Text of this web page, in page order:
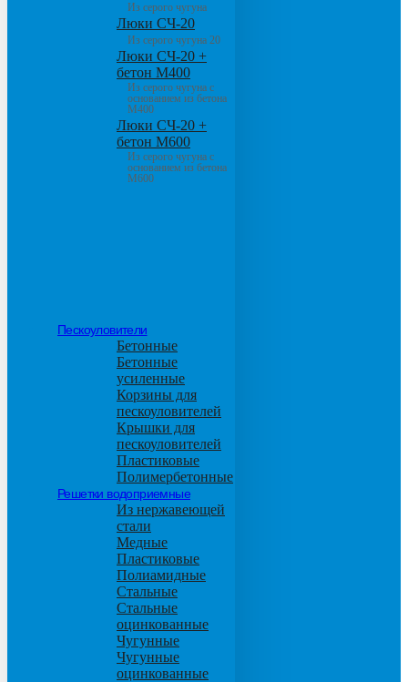
Из серого чугуна
Люки СЧ-20
Из серого чугуна 20
Люки СЧ-20 +
бетон М400
Из серого чугуна с
основанием из бетона
М400
Люки СЧ-20 +
бетон М600
Из серого чугуна с
основанием из бетона
М600
Пескоуловители
Бетонные
Бетонные
усиленные
Корзины для
пескоуловителей
Крышки для
пескоуловителей
Пластиковые
Полимербетонные
Решетки водоприемные
Из нержавеющей
стали
Медные
Пластиковые
Полиамидные
Стальные
Стальные
оцинкованные
Чугунные
Чугунные
оцинкованные